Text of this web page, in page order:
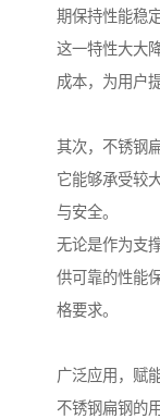
期保持性能稳定
这一特性大大
成本，为用户
其次，不锈钢
它能够承受较
与安全。
无论是作为支
供可靠的性能
格要求。
广泛应用，赋
不锈钢扁钢的